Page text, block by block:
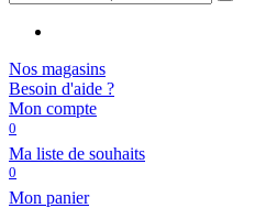
Nos magasins
Besoin d'aide ?
Mon compte
0
Ma liste de souhaits
0
Mon panier